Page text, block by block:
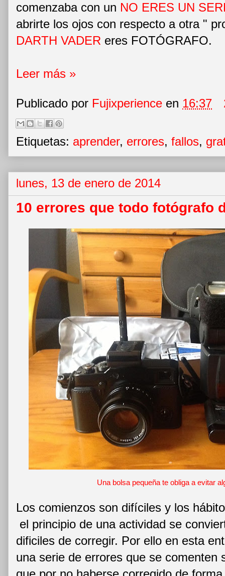
comenzaba con un NO ERES UN
abrirte los ojos con respecto a otra "
DARTH VADER eres FOTÓGRAFO.
Leer más »
Publicado por Fujixperience en 16:37
Etiquetas: aprender, errores, fallos,
lunes, 13 de enero de 2014
10 errores que todo fotógrafo
Una bolsa pequeña te obliga a evitar
Los comienzos son difíciles y los
el principio de una actividad se
dificiles de corregir. Por ello en esta
una serie de errores que se comenten